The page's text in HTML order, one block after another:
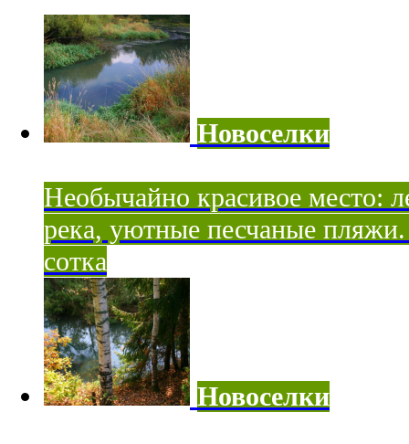
Новоселки
Необычайно красивое место:
река, уютные песчаные
сотка
Новоселки